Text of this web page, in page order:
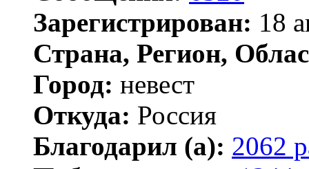
Зарегистрирован: 18
Страна, Регион,
Город: невест
Откуда: Россия
Благодарил (а): 2062